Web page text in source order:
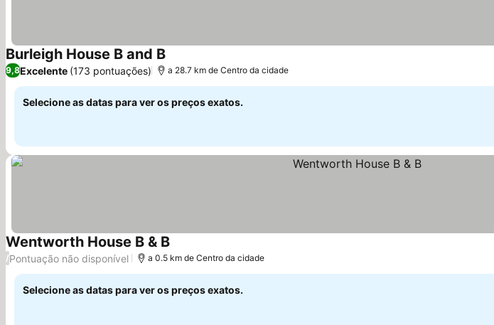
Burleigh House B and BVer preços
9,8Excelente (173 pontuações) a 28.7 km de Centro da cidade
Selecione as datas para ver os preços exatos.
Wentworth House B & BVer preços
/Pontuação não disponível a 0.5 km de Centro da cidade
Selecione as datas para ver os preços exatos.